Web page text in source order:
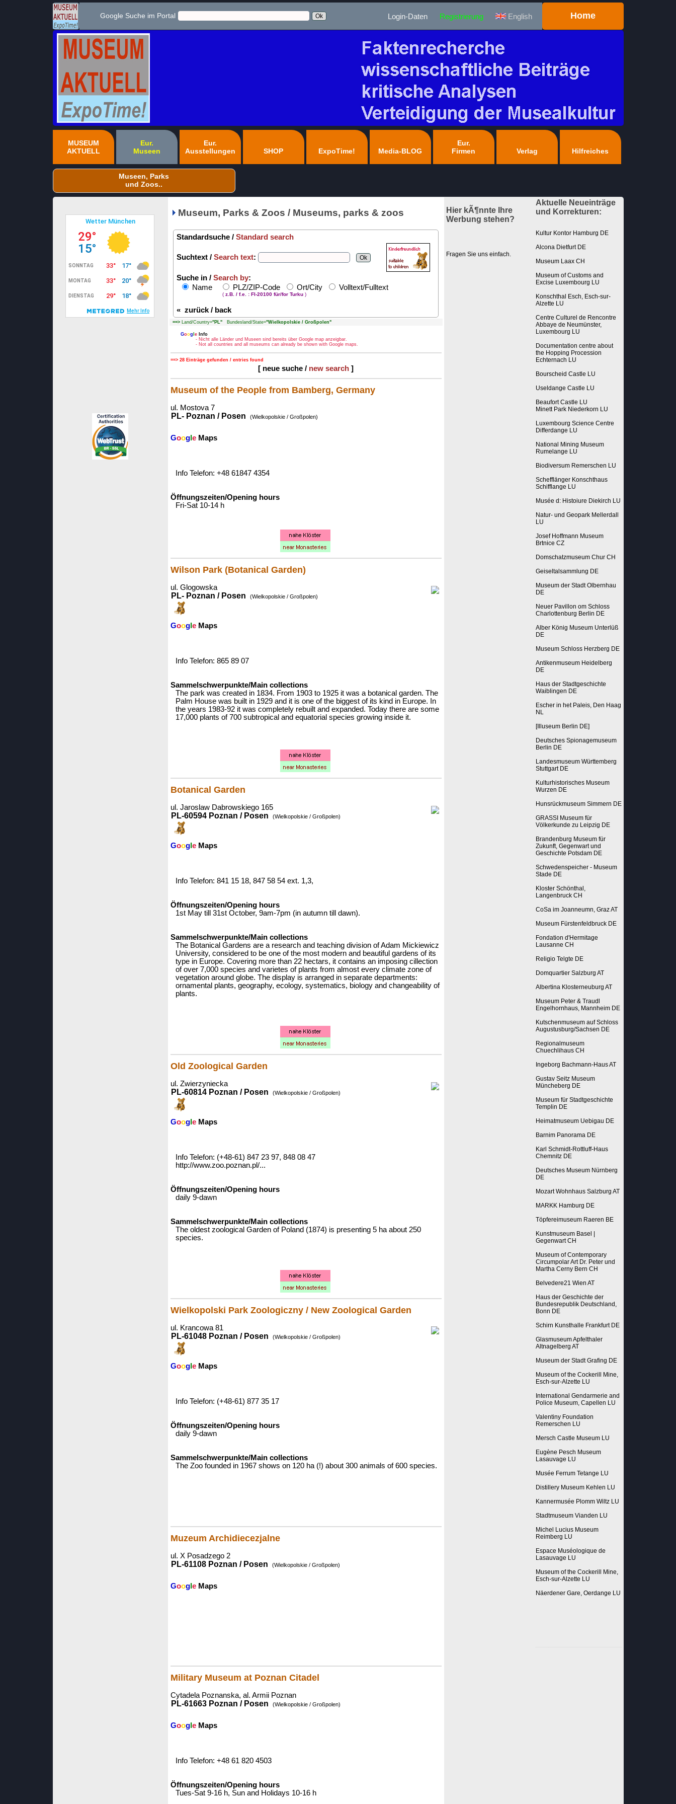
Google Suche im Portal Login-Daten Registrierung English Home
MUSEUM
AKTUELL
Eur.
Museen
Eur.
Ausstellungen
SHOP ExpoTime! Media-BLOG
Eur.
Firmen
Verlag Hilfreiches
Museen, Parks
und Zoos..
Museum, Parks & Zoos / Museums, parks & zoos
Standardsuche / Standard search
Suchtext / Search text:
Suche in / Search by:
Name
PLZ/ZIP-Code Ort/City Volltext/Fulltext
( z.B. / f.e. : FI-20100 für/for Turku )
« zurück / back
==>Land/Country="PL"Bundesland/State="Wielkopolskie / Großpolen"
Goog e
Info
- Nicht alle Länder und Museen sind bereits über Google map anzeigbar.
- Not all countries and all museums can already be shown with Google maps.
==> 28 Einträge gefunden / entries found
[ neue suche / new search ]
Museum of the People from Bamberg, Germany
ul. Mostova 7
PL- Poznan / Posen (Wielkopolskie / Großpolen)
Googl eMaps
Info Telefon: +48 61847 4354
Öffnungszeiten/Opening hours
Fri-Sat 10-14 h
Wilson Park (Botanical Garden)
ul. Glogowska
PL- Poznan / Posen (Wielkopolskie / Großpolen)
Googl eMaps
Info Telefon: 865 89 07
Sammelschwerpunkte/Main collections
The park was created in 1834. From 1903 to 1925 it was a botanical garden. The
Palm House was built in 1929 and it is one of the biggest of its kind in Europe. In
the years 1983-92 it was completely rebuilt and expanded. Today there are some
17,000 plants of 700 subtropical and equatorial species growing inside it.
Botanical Garden
ul. Jaroslaw Dabrowskiego 165
PL-60594 Poznan / Posen (Wielkopolskie / Großpolen)
Googl eMaps
Info Telefon: 841 15 18, 847 58 54 ext. 1,3,
Öffnungszeiten/Opening hours
1st May till 31st October, 9am-7pm (in autumn till dawn).
Sammelschwerpunkte/Main collections
The Botanical Gardens are a research and teaching division of Adam Mickiewicz
University, considered to be one of the most modern and beautiful gardens of its
type in Europe. Covering more than 22 hectars, it contains an imposing cillection
of over 7,000 species and varietes of plants from almost every climate zone of
vegetation around globe. The display is arranged in separate departments:
ornamental plants, geography, ecology, systematics, biology and changeability of
plants.
Old Zoological Garden
ul. Zwierzyniecka
PL-60814 Poznan / Posen (Wielkopolskie / Großpolen)
Googl eMaps
Info Telefon: (+48-61) 847 23 97, 848 08 47
http://www.zoo.poznan.pl/...
Öffnungszeiten/Opening hours
daily 9-dawn
Sammelschwerpunkte/Main collections
The oldest zoological Garden of Poland (1874) is presenting 5 ha about 250
species.
Wielkopolski Park Zoologiczny / New Zoological Garden
ul. Krancowa 81
PL-61048 Poznan / Posen (Wielkopolskie / Großpolen)
Googl eMaps
Info Telefon: (+48-61) 877 35 17
Öffnungszeiten/Opening hours
daily 9-dawn
Sammelschwerpunkte/Main collections
The Zoo founded in 1967 shows on 120 ha (!) about 300 animals of 600 species.
Muzeum Archidiecezjalne
ul. X Posadzego 2
PL-61108 Poznan / Posen (Wielkopolskie / Großpolen)
Googl eMaps
Military Museum at Poznan Citadel
Cytadela Poznanska, al. Armii Poznan
PL-61663 Poznan / Posen (Wielkopolskie / Großpolen)
Googl eMaps
Info Telefon: +48 61 820 4503
Öffnungszeiten/Opening hours
Tues-Sat 9-16 h, Sun and Holidays 10-16 h
Hier kÃ¶nnte Ihre
Werbung stehen?
Fragen Sie uns einfach.
Aktuelle Neueinträge
und Korrekturen:
Kultur Kontor Hamburg DE
Alcona Dietfurt DE
Museum Laax CH
Museum of Customs and
Excise Luxembourg LU
Konschthal Esch, Esch-sur-
Alzette LU
Centre Culturel de Rencontre
Abbaye de Neumünster,
Luxembourg LU
Documentation centre about
the Hopping Procession
Echternach LU
Bourscheid Castle LU
Useldange Castle LU
Beaufort Castle LU
Minett Park Niederkorn LU
Luxembourg Science Centre
Differdange LU
National Mining Museum
Rumelange LU
Biodiversum Remerschen LU
Schefflänger Konschthaus
Schifflange LU
Musée d: Histoiure Diekirch LU
Natur- und Geopark Mellerdall
LU
Josef Hoffmann Museum
Brtnice CZ
Domschatzmuseum Chur CH
Geiseltalsammlung DE
Museum der Stadt Olbernhau
DE
Neuer Pavillon om Schloss
Charlottenburg Berlin DE
Alber König Museum Unterlüß
DE
Museum Schloss Herzberg DE
Antikenmuseum Heidelberg
DE
Haus der Stadtgeschichte
Waiblingen DE
Escher in het Paleis, Den Haag
NL
[Illuseum Berlin DE]
Deutsches Spionagemuseum
Berlin DE
Landesmuseum Württemberg
Stuttgart DE
Kulturhistorisches Museum
Wurzen DE
Hunsrückmuseum Simmern DE
GRASSI Museum für
Völkerkunde zu Leipzig DE
Brandenburg Museum für
Zukunft, Gegenwart und
Geschichte Potsdam DE
Schwedenspeicher - Museum
Stade DE
Kloster Schönthal,
Langenbruck CH
CoSa im Joanneumn, Graz AT
Museum Fürstenfeldbruck DE
Fondation d'Hermitage
Lausanne CH
Religio Telgte DE
Domquartier Salzburg AT
Albertina Klosterneuburg AT
Museum Peter & Traudl
Engelhornhaus, Mannheim DE
Kutschenmuseum auf Schloss
Augustusburg/Sachsen DE
Regionalmuseum
Chuechlihaus CH
Ingeborg Bachmann-Haus AT
Gustav Seitz Museum
Müncheberg DE
Museum für Stadtgeschichte
Templin DE
Heimatmuseum Uebigau DE
Barnim Panorama DE
Karl Schmidt-Rottluff-Haus
Chemnitz DE
Deutsches Museum Nürnberg
DE
Mozart Wohnhaus Salzburg AT
MARKK Hamburg DE
Töpfereimuseum Raeren BE
Kunstmuseum Basel |
Gegenwart CH
Museum of Contemporary
Circumpolar Art Dr. Peter und
Martha Cerny Bern CH
Belvedere21 Wien AT
Haus der Geschichte der
Bundesrepublik Deutschland,
Bonn DE
Schirn Kunsthalle Frankfurt DE
Glasmuseum Apfelthaler
Altnagelberg AT
Museum der Stadt Grafing DE
Museum of the Cockerill Mine,
Esch-sur-Alzette LU
International Gendarmerie and
Police Museum, Capellen LU
Valentiny Foundation
Remerschen LU
Mersch Castle Museum LU
Eugène Pesch Museum
Lasauvage LU
Musée Ferrum Tetange LU
Distillery Museum Kehlen LU
Kannermusée Plomm Wiltz LU
Stadtmuseum Vianden LU
Michel Lucius Museum
Reimberg LU
Espace Muséologique de
Lasauvage LU
Museum of the Cockerill Mine,
Esch-sur-Alzette LU
Näerdener Gare, Oerdange LU